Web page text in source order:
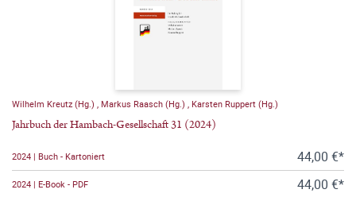
Wilhelm Kreutz (Hg.) Markus Raasch (Hg.) Karsten Ruppert (Hg.)
Jahrbuch der Hambach-Gesellschaft 31 (2024)
2024 | Buch - Kartoniert 44,00 €*
2024 | E-Book - PDF 44,00 €*